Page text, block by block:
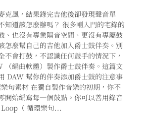
克風，結果錄完吉他後卻發現聲音單
知道該怎麼辦嗎？ 很多剛入門的宅錄的
、也沒有專業隔音空間、更沒有專屬鼓
怎麼幫自己的吉他加入爵士鼓伴奏。別
不會打鼓，不認識任何鼓手的情況下，
（編曲軟體）製作爵士鼓伴奏。這篇文
DAW 幫你的伴奏添加爵士鼓的注意事
句素材 在獨自製作音樂的初期，你不
開始編寫每一個鼓點。你可以善用錄音
（ 循環樂句...